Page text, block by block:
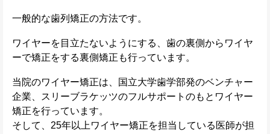
一般的な歯列矯正の方法です。
ワイヤーを目立たないようにする、歯の裏側からワイヤ
ーで矯正をする裏側矯正も行っています。
当院のワイヤー矯正は、国立大学歯学部発のベンチャー
企業、スリーブラケッツのフルサポートのもとワイヤー
矯正を行っています。
そして、25年以上ワイヤー矯正を担当している医師が担